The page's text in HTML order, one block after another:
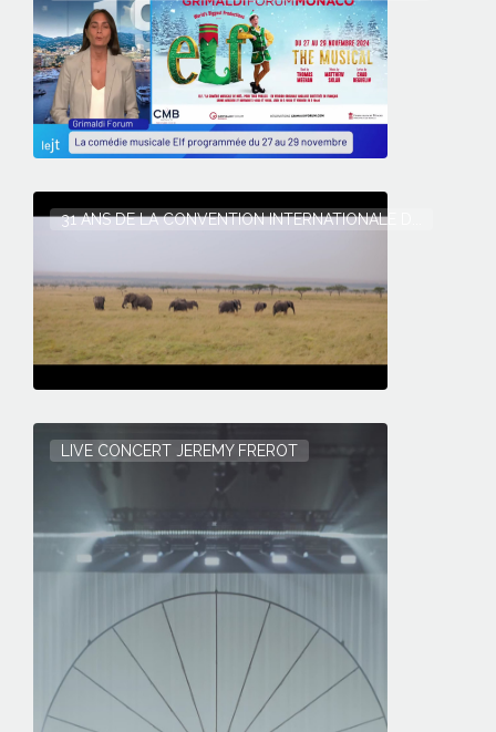
31 ANS DE LA CONVENTION INTERNATIONALE D...
LIVE CONCERT JEREMY FREROT